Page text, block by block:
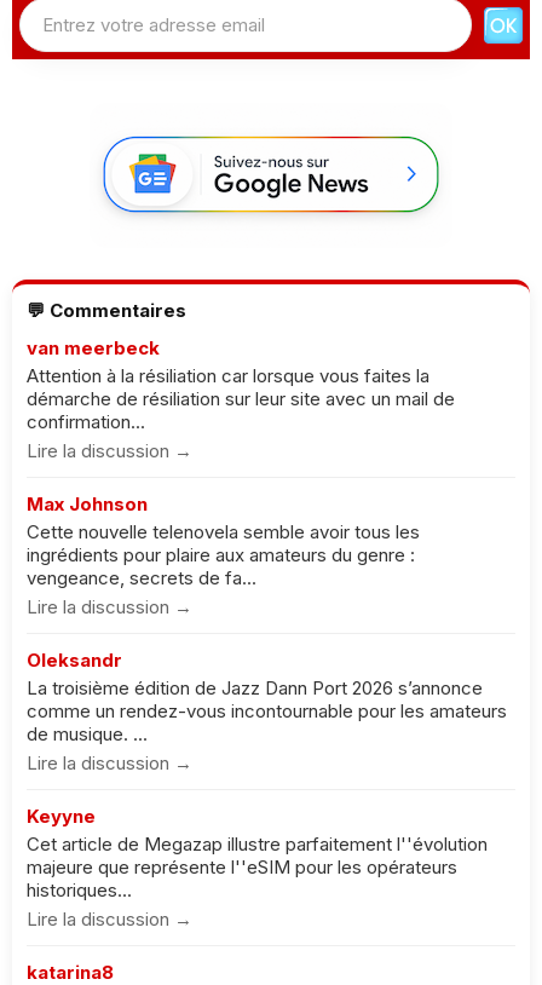
💬 Commentaires
van meerbeck
Attention à la résiliation car lorsque vous faites la
démarche de résiliation sur leur site avec un mail de
confirmation...
Lire la discussion →
Max Johnson
Cette nouvelle telenovela semble avoir tous les
ingrédients pour plaire aux amateurs du genre :
vengeance, secrets de fa...
Lire la discussion →
Oleksandr
La troisième édition de Jazz Dann Port 2026 s’annonce
comme un rendez-vous incontournable pour les amateurs
de musique. ...
Lire la discussion →
Keyyne
Cet article de Megazap illustre parfaitement l''évolution
majeure que représente l''eSIM pour les opérateurs
historiques...
Lire la discussion →
katarina8